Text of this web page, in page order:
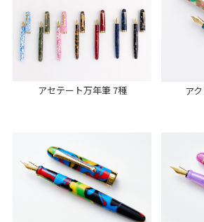
アセテート万年筆 7種 ア